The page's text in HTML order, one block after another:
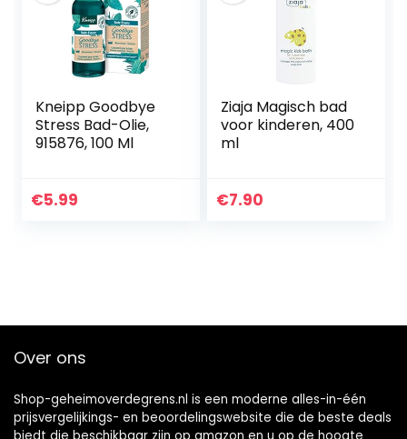
Kneipp Goodbye
Stress Bad-Olie,
915876, 100 Ml
€5.99
Ziaja Magisch bad
voor kinderen, 400
ml
€7.90
Over ons
Shop-geheimoverdegrens.nl is een moderne alles-in-één
prijsvergelijkings- en beoordelingswebsite die de beste deals
biedt die beschikbaar zijn op amazon en u op de hoogte